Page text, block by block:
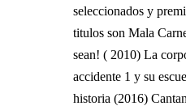
seleccionados y
titulos son Mala
sean! ( 2010) La
accidente 1 y su
historia (2016)